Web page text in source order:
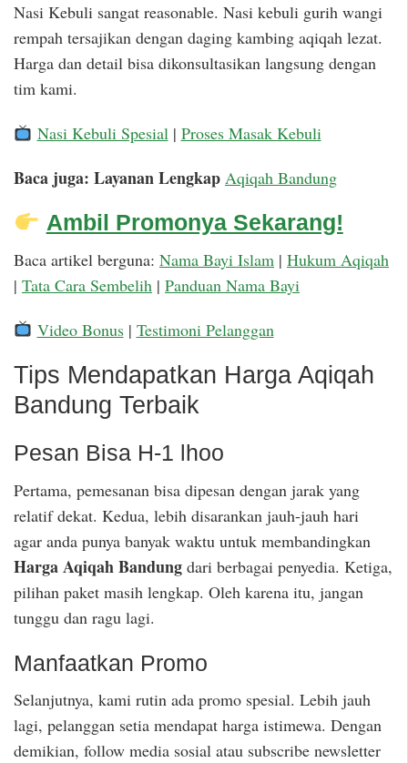
Nasi Kebuli sangat reasonable. Nasi kebuli gurih wangi
rempah tersajikan dengan daging kambing aqiqah lezat.
Harga dan detail bisa dikonsultasikan langsung dengan
tim kami.
Nasi Kebuli Spesial| Proses Masak Kebuli
Baca juga: Layanan Lengkap Aqiqah Bandung
Ambil Promonya Sekarang!
Baca artikel berguna: Nama Bayi Islam | Hukum Aqiqah
| Tata Cara Sembelih | Panduan Nama Bayi
Video Bonus| Testimoni Pelanggan
Tips Mendapatkan Harga Aqiqah
Bandung Terbaik
Pesan Bisa H-1 lhoo
Pertama, pemesanan bisa dipesan dengan jarak yang
relatif dekat. Kedua, lebih disarankan jauh-jauh hari
agar anda punya banyak waktu untuk membandingkan
Harga Aqiqah Bandung dari berbagai penyedia. Ketiga,
pilihan paket masih lengkap. Oleh karena itu, jangan
tunggu dan ragu lagi.
Manfaatkan Promo
Selanjutnya, kami rutin ada promo spesial. Lebih jauh
lagi, pelanggan setia mendapat harga istimewa. Dengan
demikian, follow media sosial atau subscribe newsletter